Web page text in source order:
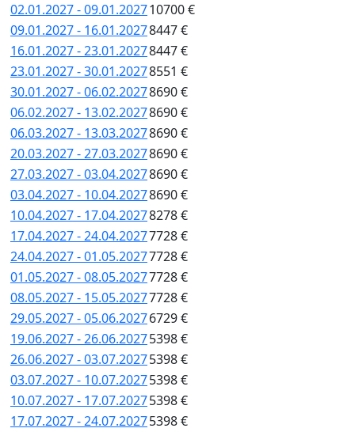
02.01.2027 - 09.01.202710700 €
09.01.2027 - 16.01.20278447 €
16.01.2027 - 23.01.20278447 €
23.01.2027 - 30.01.20278551 €
30.01.2027 - 06.02.20278690 €
06.02.2027 - 13.02.20278690 €
06.03.2027 - 13.03.20278690 €
20.03.2027 - 27.03.20278690 €
27.03.2027 - 03.04.20278690 €
03.04.2027 - 10.04.20278690 €
10.04.2027 - 17.04.20278278 €
17.04.2027 - 24.04.20277728 €
24.04.2027 - 01.05.20277728 €
01.05.2027 - 08.05.20277728 €
08.05.2027 - 15.05.20277728 €
29.05.2027 - 05.06.20276729 €
19.06.2027 - 26.06.20275398 €
26.06.2027 - 03.07.20275398 €
03.07.2027 - 10.07.20275398 €
10.07.2027 - 17.07.20275398 €
17.07.2027 - 24.07.20275398 €